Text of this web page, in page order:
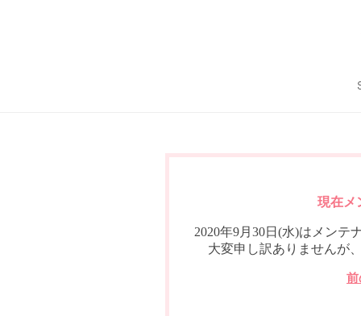
現在メ
2020年9月30日(水)はメンテ
大変申し訳ありませんが
前